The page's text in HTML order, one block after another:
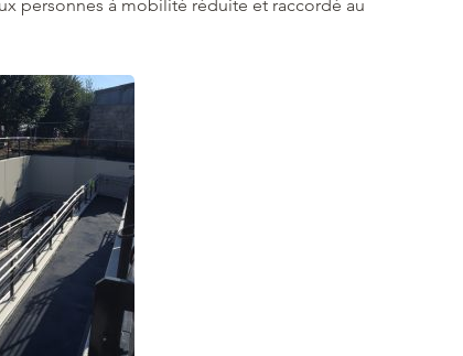
personnes à mobilité réduite et raccordé au